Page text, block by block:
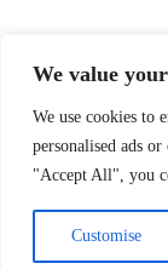
We value
We use cookies to
personalised ads
"Accept All", you
Customise
Copyright © 2026
Media